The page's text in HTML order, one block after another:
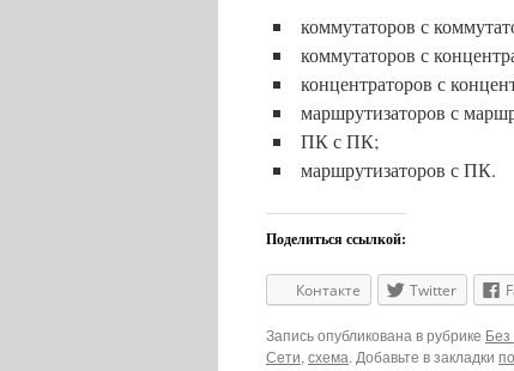
коммутаторов с
коммутаторов с
концентраторов с
маршрутизаторов с
ПК с ПК;
маршрутизаторов с ПК.
Поделиться ссылкой:
Контакте Twitter
Запись опубликована в рубрике Без
Сети, схема. Добавьте в закладки